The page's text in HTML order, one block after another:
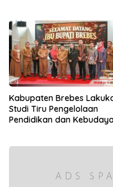
Kabupaten Brebes
Studi Tiru Pengelolaan
Pendidikan dan